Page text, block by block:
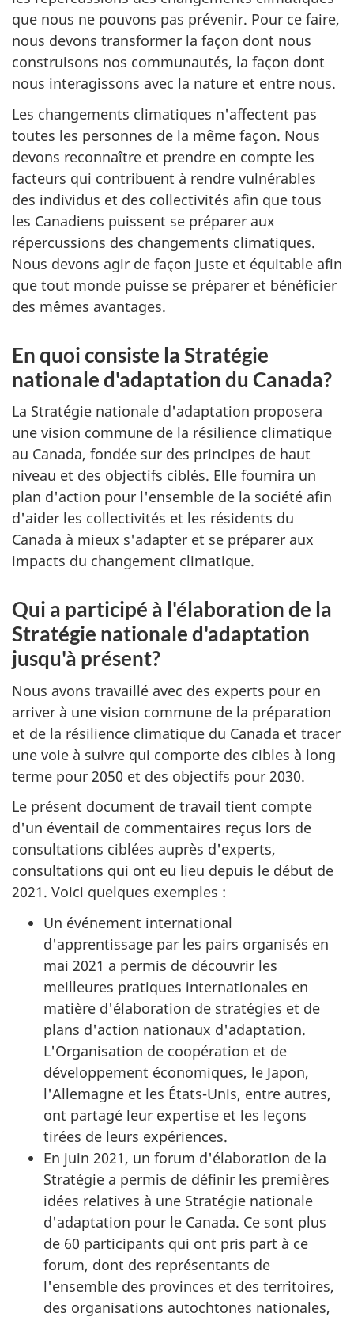
que nous ne pouvons pas prévenir. Pour ce faire,
nous devons transformer la façon dont nous
construisons nos communautés, la façon dont
nous interagissons avec la nature et entre nous.
Les changements climatiques n'affectent pas
toutes les personnes de la même façon. Nous
devons reconnaître et prendre en compte les
facteurs qui contribuent à rendre vulnérables
des individus et des collectivités afin que tous
les Canadiens puissent se préparer aux
répercussions des changements climatiques.
Nous devons agir de façon juste et équitable afin
que tout monde puisse se préparer et bénéficier
des mêmes avantages.
En quoi consiste la Stratégie
nationale d'adaptation du Canada?
La Stratégie nationale d'adaptation proposera
une vision commune de la résilience climatique
au Canada, fondée sur des principes de haut
niveau et des objectifs ciblés. Elle fournira un
plan d'action pour l'ensemble de la société afin
d'aider les collectivités et les résidents du
Canada à mieux s'adapter et se préparer aux
impacts du changement climatique.
Qui a participé à l'élaboration de la
Stratégie nationale d'adaptation
jusqu'à présent?
Nous avons travaillé avec des experts pour en
arriver à une vision commune de la préparation
et de la résilience climatique du Canada et tracer
une voie à suivre qui comporte des cibles à long
terme pour 2050 et des objectifs pour 2030.
Le présent document de travail tient compte
d'un éventail de commentaires reçus lors de
consultations ciblées auprès d'experts,
consultations qui ont eu lieu depuis le début de
2021. Voici quelques exemples :
Un événement international
d'apprentissage par les pairs organisés en
mai 2021 a permis de découvrir les
meilleures pratiques internationales en
matière d'élaboration de stratégies et de
plans d'action nationaux d'adaptation.
L'Organisation de coopération et de
développement économiques, le Japon,
l'Allemagne et les États-Unis, entre autres,
ont partagé leur expertise et les leçons
tirées de leurs expériences.
En juin 2021, un forum d'élaboration de la
Stratégie a permis de définir les premières
idées relatives à une Stratégie nationale
d'adaptation pour le Canada. Ce sont plus
de 60 participants qui ont pris part à ce
forum, dont des représentants de
l'ensemble des provinces et des territoires,
des organisations autochtones nationales,